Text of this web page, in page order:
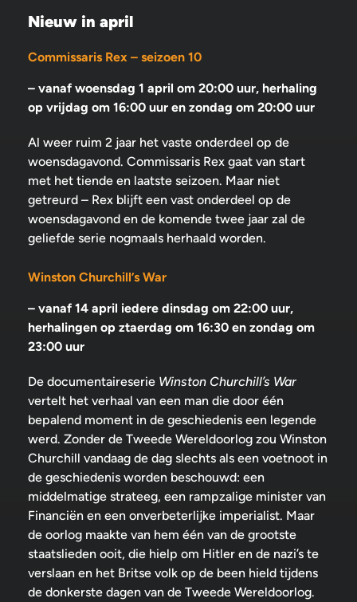
Nieuw in april
Commissaris Rex – seizoen 10
– vanaf woensdag 1 april om 20:00 uur, herhaling
op vrijdag om 16:00 uur en zondag om 20:00 uur
Al weer ruim 2 jaar het vaste onderdeel op de
woensdagavond. Commissaris Rex gaat van start
met het tiende en laatste seizoen. Maar niet
getreurd – Rex blijft een vast onderdeel op de
woensdagavond en de komende twee jaar zal de
geliefde serie nogmaals herhaald worden.
Winston Churchill’s War
– vanaf 14 april iedere dinsdag om 22:00 uur,
herhalingen op ztaerdag om 16:30 en zondag om
23:00 uur
De documentaireserie Winston Churchill’s War
vertelt het verhaal van een man die door één
bepalend moment in de geschiedenis een legende
werd. Zonder de Tweede Wereldoorlog zou Winston
Churchill vandaag de dag slechts als een voetnoot in
de geschiedenis worden beschouwd: een
middelmatige strateeg, een rampzalige minister van
Financiën en een onverbeterlijke imperialist. Maar
de oorlog maakte van hem één van de grootste
staatslieden ooit, die hielp om Hitler en de nazi’s te
verslaan en het Britse volk op de been hield tijdens
de donkerste dagen van de Tweede Wereldoorlog.